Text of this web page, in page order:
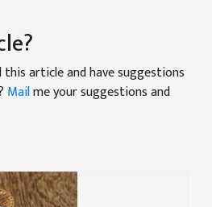
this article and have suggestions
Mailme your suggestions and